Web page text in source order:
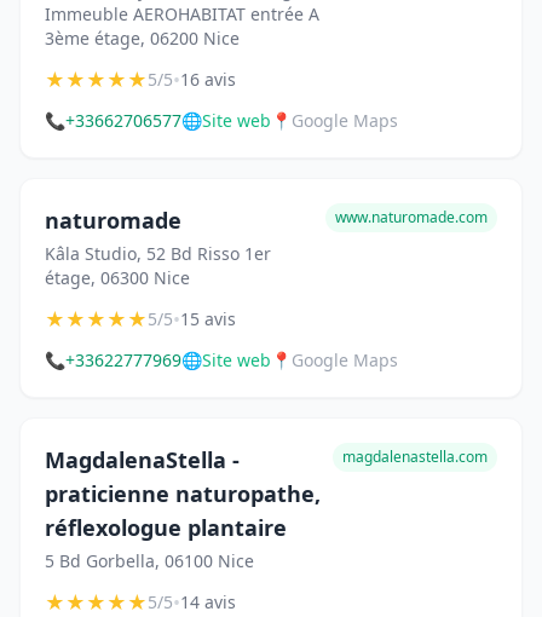
Immeuble AEROHABITAT entrée A
3ème étage, 06200 Nice
★★★★★5/5•16 avis
📞+33662706577🌐Site web 📍 Google Maps
naturomade
Kâla Studio, 52 Bd Risso 1er
étage, 06300 Nice
www.naturomade.com
★★★★★5/5•15 avis
📞+33622777969🌐Site web 📍 Google Maps
MagdalenaStella -
praticienne naturopathe,
réflexologue plantaire
5 Bd Gorbella, 06100 Nice
magdalenastella.com
★★★★★5/5•14 avis